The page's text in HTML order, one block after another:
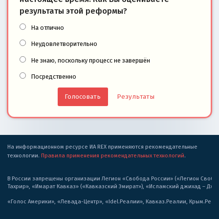
результаты этой реформы?
На отлично
Неудовлетворительно
Не знаю, поскольку процесс не завершён
Посредственно
Результаты
На информационном ресурсе ИА REX применяются рекомендательные
технологии. Правила применения рекомендательных технологий.
В России запрещены организации Легион «Свобода России» («Легион
Тахрир», «Имарат Кавказ» («Кавказский Эмират»), «Исламский джихад –
«Голос Америки», «Левада-Центр», «Idel.Реалии», Кавказ.Реалии,